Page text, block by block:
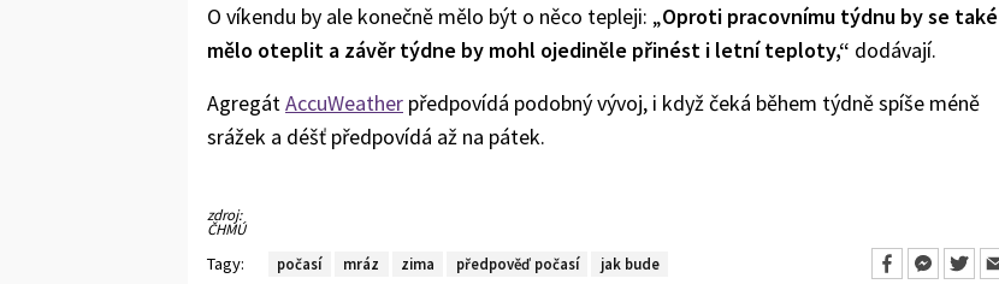
O víkendu by ale konečně mělo být o něco tepleji: „Oproti pracovnímu týdnu by se také
mělo oteplit a závěr týdne by mohl ojediněle přinést i letní teploty,“ dodávají.
AgregátAccuWeather předpovídá podobný vývoj, i když čeká během týdně spíše méně
srážek a déšť předpovídá až na pátek.
zdroj:
ČHMÚ
Tagy: počasí mráz zima předpověď počasí jak bude